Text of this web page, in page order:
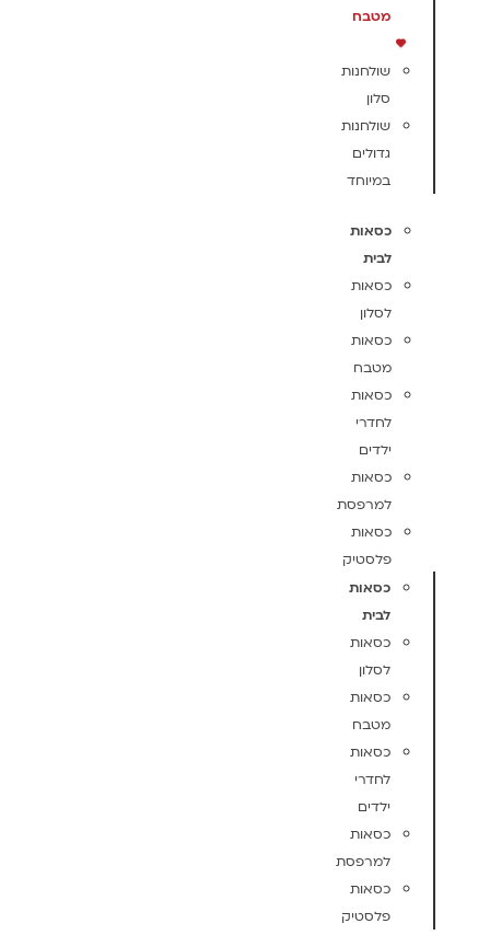
מטבח
שולחנות
סלון
שולחנות
גדולים
במיוחד
כסאות
לבית
כסאות
לסלון
כסאות
מטבח
כסאות
לחדרי
ילדים
כסאות
למרפסת
כסאות
פלסטיק
כסאות
לבית
כסאות
לסלון
כסאות
מטבח
כסאות
לחדרי
ילדים
כסאות
למרפסת
כסאות
פלסטיק